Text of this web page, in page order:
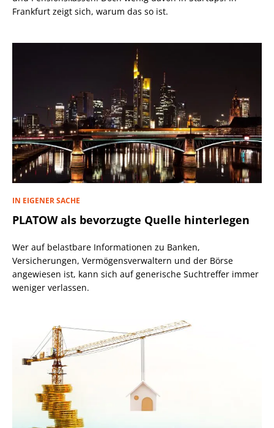
Frankfurt zeigt sich, warum das so ist.
IN EIGENER SACHE
PLATOW als bevorzugte Quelle hinterlegen
Wer auf belastbare Informationen zu Banken,
Versicherungen, Vermögensverwaltern und der Börse
angewiesen ist, kann sich auf generische Suchtreffer immer
weniger verlassen.